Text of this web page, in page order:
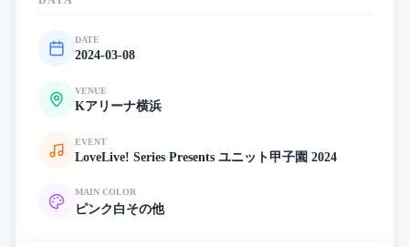
DATE
2024-03-08
VENUE
Kアリーナ横浜
EVENT
LoveLive! Series Presents ユニット甲子園 2024
MAIN COLOR
ピンク 白 その他